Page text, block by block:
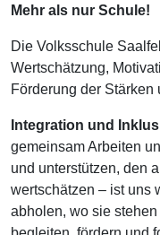
Mehr als nur Schule!
Die Volksschule
Wertschätzung,
Förderung der
Integration und
gemeinsam Arbeiten
und unterstützen, den
wertschätzen – ist uns
abholen, wo sie